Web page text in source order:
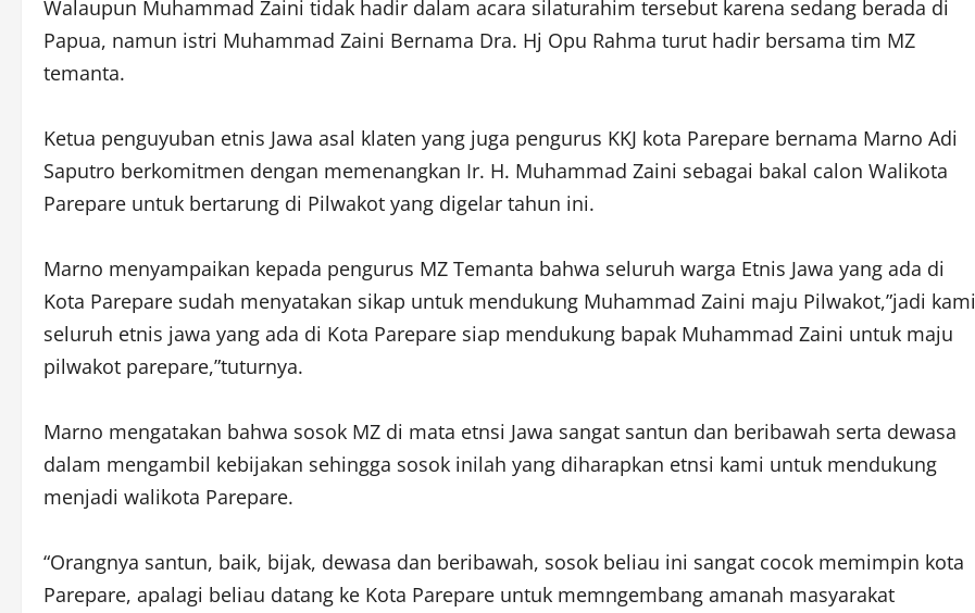
Walaupun Muhammad Zaini tidak hadir dalam acara silaturahim tersebut karena sedang berada di
Papua, namun istri Muhammad Zaini Bernama Dra. Hj Opu Rahma turut hadir bersama tim MZ
temanta.
Ketua penguyuban etnis Jawa asal klaten yang juga pengurus KKJ kota Parepare bernama Marno Adi
Saputro berkomitmen dengan memenangkan Ir. H. Muhammad Zaini sebagai bakal calon Walikota
Parepare untuk bertarung di Pilwakot yang digelar tahun ini.
Marno menyampaikan kepada pengurus MZ Temanta bahwa seluruh warga Etnis Jawa yang ada di
Kota Parepare sudah menyatakan sikap untuk mendukung Muhammad Zaini maju Pilwakot,”jadi kami
seluruh etnis jawa yang ada di Kota Parepare siap mendukung bapak Muhammad Zaini untuk maju
pilwakot parepare,”tuturnya.
Marno mengatakan bahwa sosok MZ di mata etnsi Jawa sangat santun dan beribawah serta dewasa
dalam mengambil kebijakan sehingga sosok inilah yang diharapkan etnsi kami untuk mendukung
menjadi walikota Parepare.
“Orangnya santun, baik, bijak, dewasa dan beribawah, sosok beliau ini sangat cocok memimpin kota
Parepare, apalagi beliau datang ke Kota Parepare untuk memngembang amanah masyarakat